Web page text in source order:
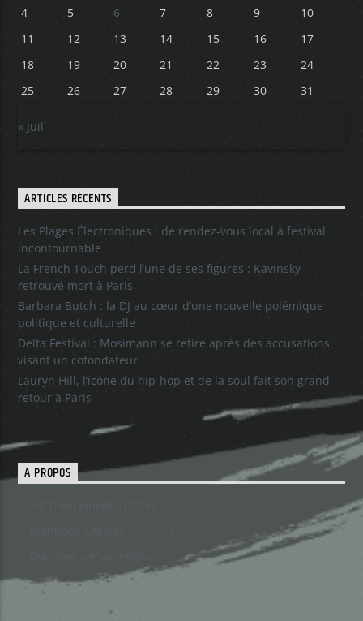
4
5 6 7 8 9
10
11
12 13 14 15 16
17
18
19 20 21 22 23
24
25
26 27 28 29 30 31
« Juil
ARTICLES RÉCENTS
Les Plages Électroniques : de rendez-vous local à festival
incontournable
La French Touch perd l’une de ses figures : Kavinsky
retrouvé mort à Paris
Barbara Butch : la DJ au cœur d’une nouvelle polémique
politique et culturelle
Delta Festival : Mosimann se retire après des accusations
visant un cofondateur
Lauryn Hill, l’icône du hip-hop et de la soul fait son grand
retour à Paris
A PROPOS